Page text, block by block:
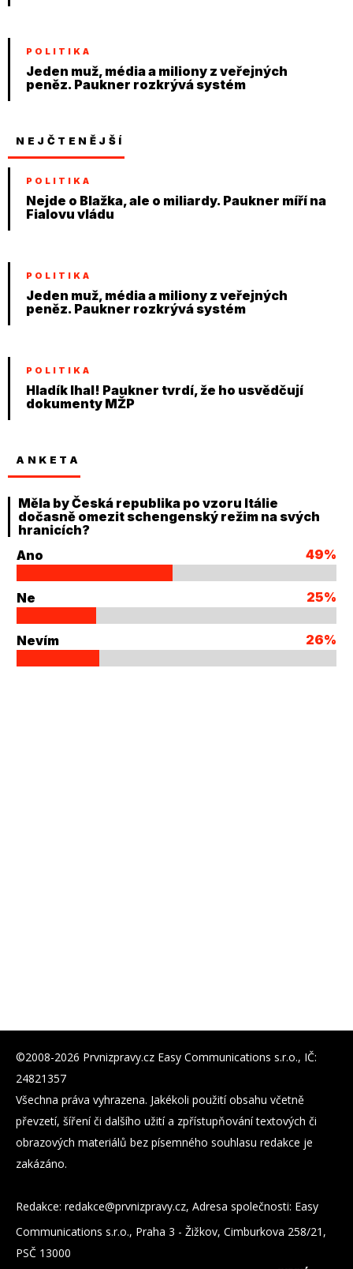
POLITIKA
Jeden muž, média a miliony z veřejných
peněz. Paukner rozkrývá systém
NEJČTENĚJŠÍ
POLITIKA
Nejde o Blažka, ale o miliardy. Paukner míří na
Fialovu vládu
POLITIKA
Jeden muž, média a miliony z veřejných
peněz. Paukner rozkrývá systém
POLITIKA
Hladík lhal! Paukner tvrdí, že ho usvědčují
dokumenty MŽP
ANKETA
Měla by Česká republika po vzoru Itálie
dočasně omezit schengenský režim na svých
hranicích?
Ano
49%
Ne 25%
Nevím 26%
©2008-2026 Prvnizpravy.cz Easy Communications s.r.o., IČ:
24821357
Všechna práva vyhrazena. Jakékoli použití obsahu včetně
převzetí, šíření či dalšího užití a zpřístupňování textových či
obrazových materiálů bez písemného souhlasu redakce je
zakázáno.
Redakce: zc.yvarpzinvrp@eckader, Adresa společnosti: Easy
Communications s.r.o., Praha 3 - Žižkov, Cimburkova 258/21,
PSČ 13000